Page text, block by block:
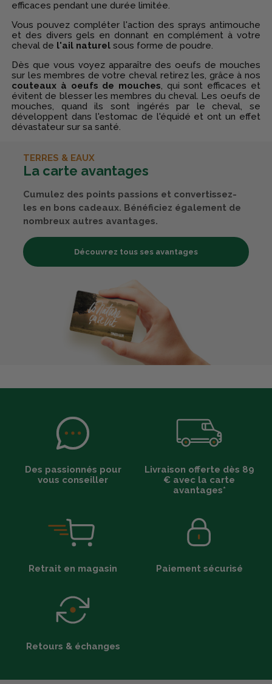
efficaces pendant une durée limitée.
Vous pouvez compléter l'action des sprays antimouche
et des divers gels en donnant en complément à votre
cheval de l'ail naturel sous forme de poudre.
Dès que vous voyez apparaître des oeufs de mouches
sur les membres de votre cheval retirez les, grâce à nos
couteaux à oeufs de mouches, qui sont efficaces et
évitent de blesser les membres du cheval. Les oeufs de
mouches, quand ils sont ingérés par le cheval, se
développent dans l'estomac de l'équidé et ont un effet
dévastateur sur sa santé.
TERRES & EAUX
La carte avantages
Cumulez des points passions et convertissez-
les en bons cadeaux. Bénéficiez également de
nombreux autres avantages.
Découvrez tous ses avantages
Des passionnés pour
vous conseiller
Livraison offerte dès 89
€ avec la carte
avantages*
Retrait en magasin Paiement sécurisé
Retours & échanges